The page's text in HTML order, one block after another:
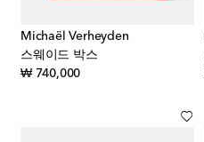
Michaël Verheyden
스웨이드 박스
₩ 740,000original price